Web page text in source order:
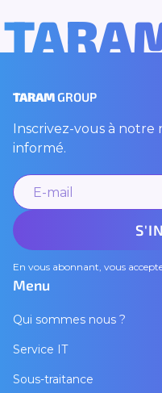
TARAMGROUP
Inscrivez-vous à
informé.
En vous abonnant, vous
Menu
Qui sommes nous ?
Service IT
Sous-traitance